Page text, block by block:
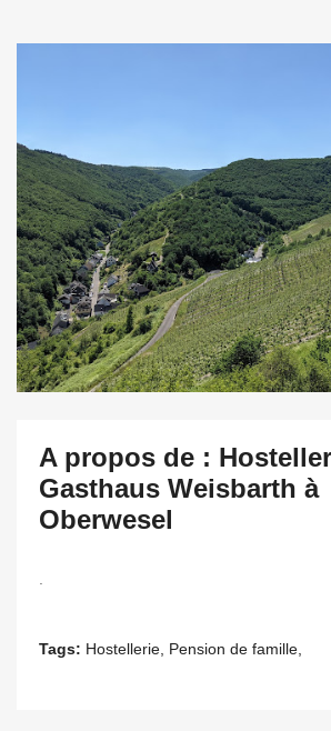
A propos de :
Gasthaus Weisbarth à
Oberwesel
Tags: Hostellerie, Pension de famille,